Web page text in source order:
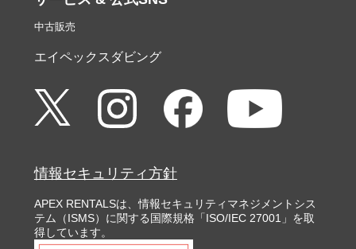
中古販売
エイペックスダビング
情報セキュリティ方針
APEX RENTALSは、情報セキュリティマネジメントシス
テム（ISMS）に関する国際規格「ISO/IEC 27001」を取
得しています。